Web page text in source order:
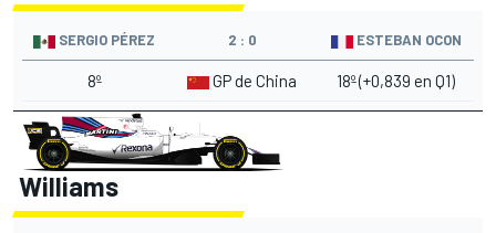
SERGIO PÉREZ 2 : 0 ESTEBAN OCON
8º GP de China 18º (+0,839 en Q1)
Williams